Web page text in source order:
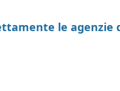
le